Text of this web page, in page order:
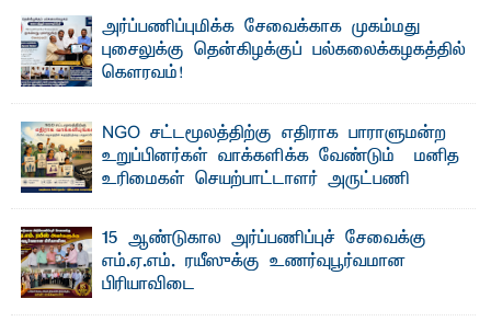
பேராசிரியர் எம். எம். பாஸில்
தெ ன்கிழக்குப் பல்கலைக்கழகத்தின் கலை மற்றும் கலாசார
பீடத்தின் புவியியல் துறையினால் ...
அர்ப்பணிப்புமிக்க சேவைக்காக முகம்மது
புசைலுக்கு தென்கிழக்குப் பல்கலைக்கழகத்தில்
கௌரவம்!
NGO சட்டமூலத்திற்கு எதிராக பாராளுமன்ற
உறுப்பினர்கள் வாக்களிக்க வேண்டும் – மனித
உரிமைகள் செயற்பாட்டாளர் அருட்பணி
ஜே. எப். காமிலா பேகம்- இ லங்கை அரசாங்கம் அரசுசாரா
அமைப்புகள் (NGO) தொடர்பான புதிய சட்டமூலத்தை ...
15 ஆண்டுகால அர்ப்பணிப்புச் சேவைக்கு
எம்.ஏ.எம். ரயீஸுக்கு உணர்வுபூர்வமான
பிரியாவிடை